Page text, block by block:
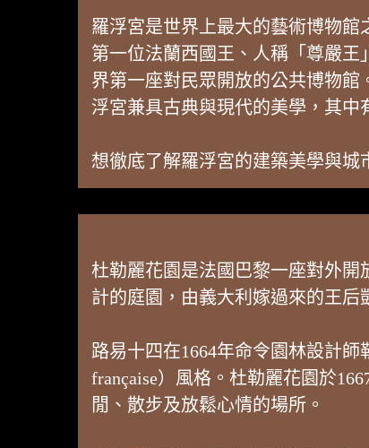
羅浮宮是世界上最大的藝術博物館
第一位法蘭西國王、人稱「尊嚴
界第一座對民眾開放的公共博物
浮宮兼具古典與現代的美學，其中
想徹底了解羅浮宮的建築美學與城
杜勒麗花園是法國巴黎一座對外開
計的庭園，由義大利嫁過來的王后
路易十四在1664年命令園林設計師
française）風格。杜勒麗花園於
閒、散步及放鬆心情的場所。